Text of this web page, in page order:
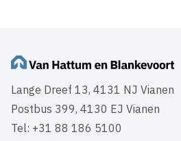
Lange Dreef 13, 4131 NJ Vianen
Postbus 399, 4130 EJ Vianen
Tel: +31 88 186 5100